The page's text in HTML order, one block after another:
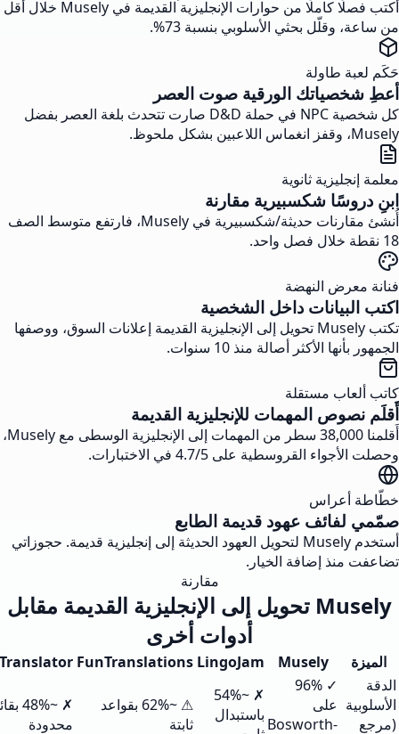
أكتب فصلًا كاملًا من حوارات الإنجليزية القديمة في Musely خلال أقل
بحثي الأسلوبي بنسبة 73%.
طاولة
الورقية صوت العصر
كل شخصية NPC في حملة D&D صارت تتحدث بلغة العصر بفضل
ثانوية
شكسبيرية مقارنة
أُنشئ مقارنات حديثة/شكسبيرية في Musely، فارتفع متوسط الصف
النهضة
داخل الشخصية
تكتب Musely تحويل إلى الإنجليزية القديمة إعلانات السوق، ووصفها
الأكثر أصالة منذ 10 سنوات.
مستقلة
المهمات للإنجليزية القديمة
على 4.7/5 في الاختبارات.
عهود قديمة الطابع
أستخدم Musely لتحويل العهود الحديثة إلى إنجليزية قديمة. حجوزاتي
إضافة الخيار.
Musely تحويل إلى الإنجليزية القديمة مقابل
أدوات أخرى
Musely
LingoJam
FunTranslations
YeOldeTranslator
✓ 96%
على
Bosworth-باستبدال
⚠ ~62% بقواعد
ثابتة
✗ ~48% بقائمة